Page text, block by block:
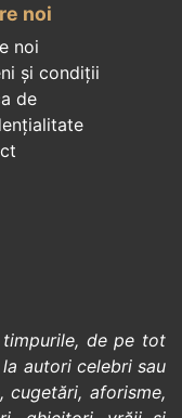
noi
noi
și condiții
de
de pe tot
autori celebrisau
,cugetări,aforisme,